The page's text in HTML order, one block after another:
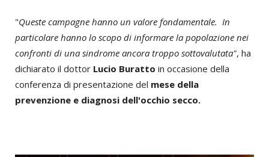
"Queste campagne hanno un valore fondamentale. In
particolare hanno lo scopo di informare la popolazione nei
confronti di una sindrome ancora troppo sottovalutata", ha
dichiarato il dottor Lucio Buratto in occasione della
conferenza di presentazione del mese della
prevenzione e diagnosi dell'occhio secco.